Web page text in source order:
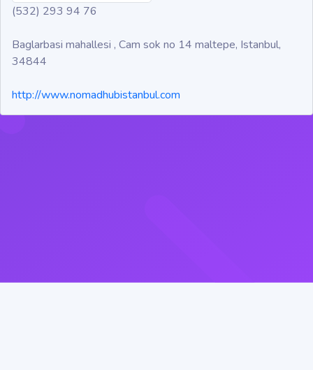
(532) 293 94 76
Baglarbasi mahallesi , Cam sok no 14 maltepe, Istanbul,
34844
http://www.nomadhubistanbul.com